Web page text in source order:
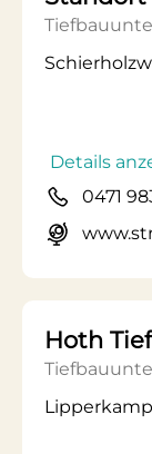
Details
0471
Hoth